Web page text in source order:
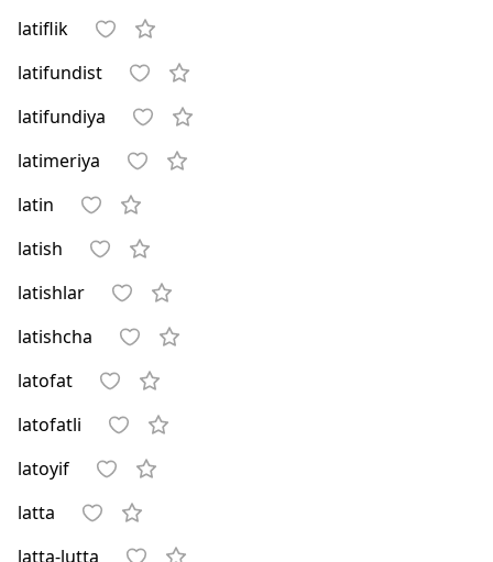
latiflik
latifundist
latifundiya
latimeriya
latin
latish
latishlar
latishcha
latofat
latofatli
latoyif
latta
latta-lutta